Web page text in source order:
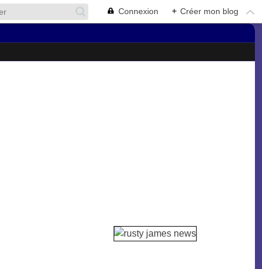
Connexion + Créer mon blog